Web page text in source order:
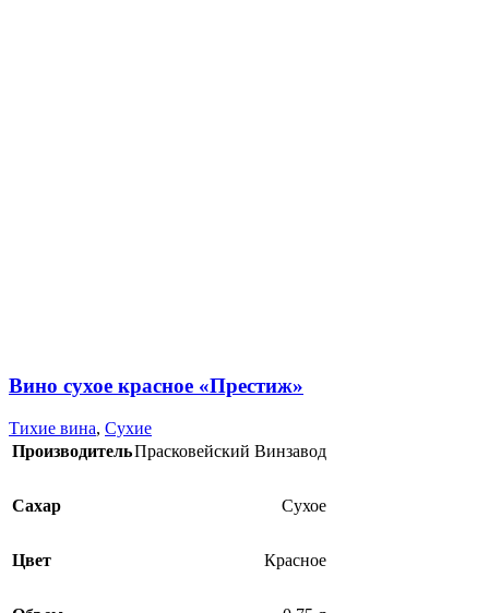
Вино сухое красное «Престиж»
Тихие вина, Сухие
ПроизводительПрасковейский Винзавод
Сахар Сухое
Цвет Красное